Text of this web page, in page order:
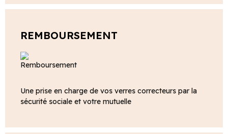
REMBOURSEMENT
Une prise en charge de vos verres correcteurs par la
sécurité sociale et votre mutuelle